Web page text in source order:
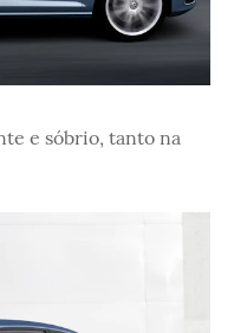
e sóbrio, tanto na